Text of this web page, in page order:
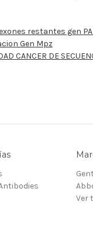
restantes gen
Gen Mpz
CANCER DE
Ver